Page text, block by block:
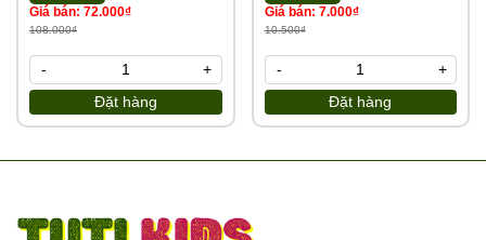
Giá bán: 72.000₫
108.000₫
Đặt hàng
- +
Giá bán: 7.000₫
10.500₫
Đặt hàng
- +